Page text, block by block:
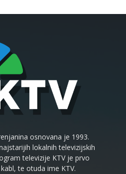
osnovana je 1993.
lokalnih televizijskih
televizije KTV je prvo
te otuda ime KTV.